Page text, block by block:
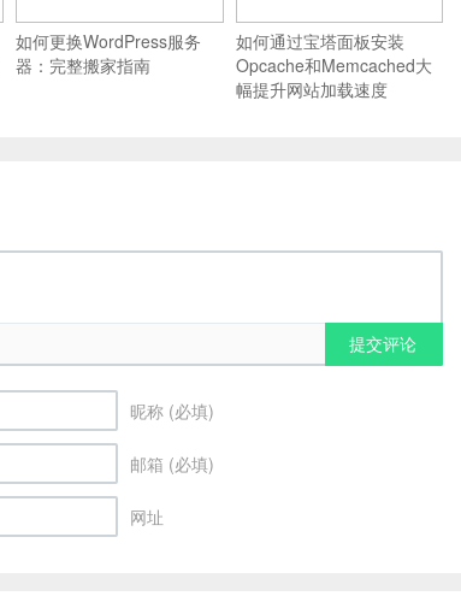
如何更换WordPress服务
器：完整搬家指南
如何通过宝塔面板安装
Opcache和Memcached大
幅提升网站加载速度
提交评论
昵称 (必填)
邮箱 (必填)
网址